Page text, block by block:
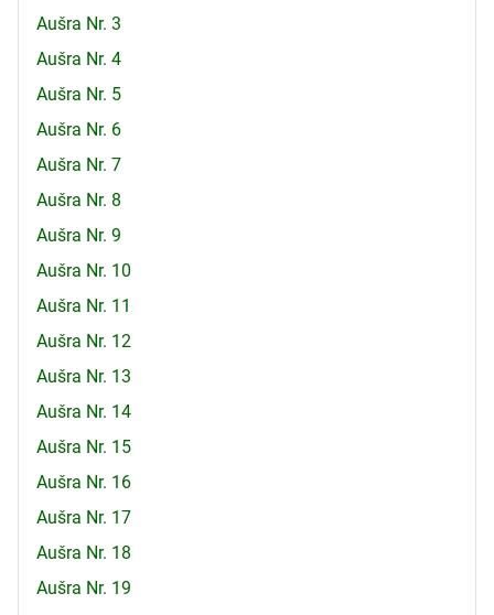
Aušra Nr. 3
Aušra Nr. 4
Aušra Nr. 5
Aušra Nr. 6
Aušra Nr. 7
Aušra Nr. 8
Aušra Nr. 9
Aušra Nr. 10
Aušra Nr. 11
Aušra Nr. 12
Aušra Nr. 13
Aušra Nr. 14
Aušra Nr. 15
Aušra Nr. 16
Aušra Nr. 17
Aušra Nr. 18
Aušra Nr. 19